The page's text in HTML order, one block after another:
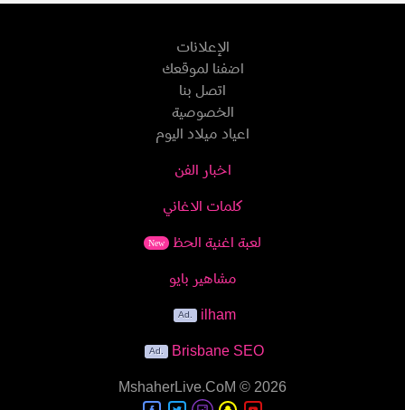
الإعلانات
اضفنا لموقعك
اتصل بنا
الخصوصية
اعياد ميلاد اليوم
اخبار الفن
كلمات الاغاني
لعبة اغنية الحظ New
مشاهير بايو
ilham
Brisbane SEO
MshaherLive.CoM © 2026